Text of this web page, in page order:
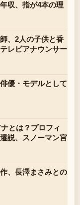
収、指が4本の理
、2人の子供と香
レビアナウンサー
優・モデルとして
とは？プロフィ
説、スノーマン宮
、長澤まさみとの